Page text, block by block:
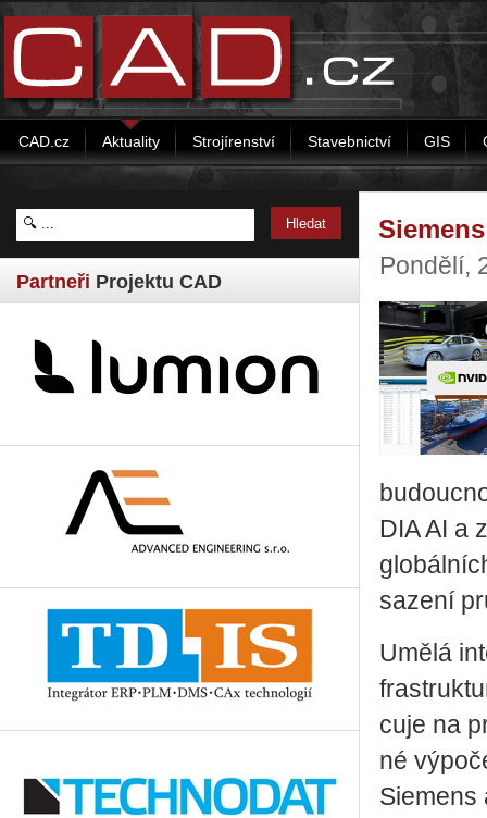
CAD.cz Aktuality Strojírenství Stavebnictví GIS
Partneři Projektu CAD
Pondělí,
DIA AI a
sa­ze­ní
Umělá
cu­je na
né
Sie­mens